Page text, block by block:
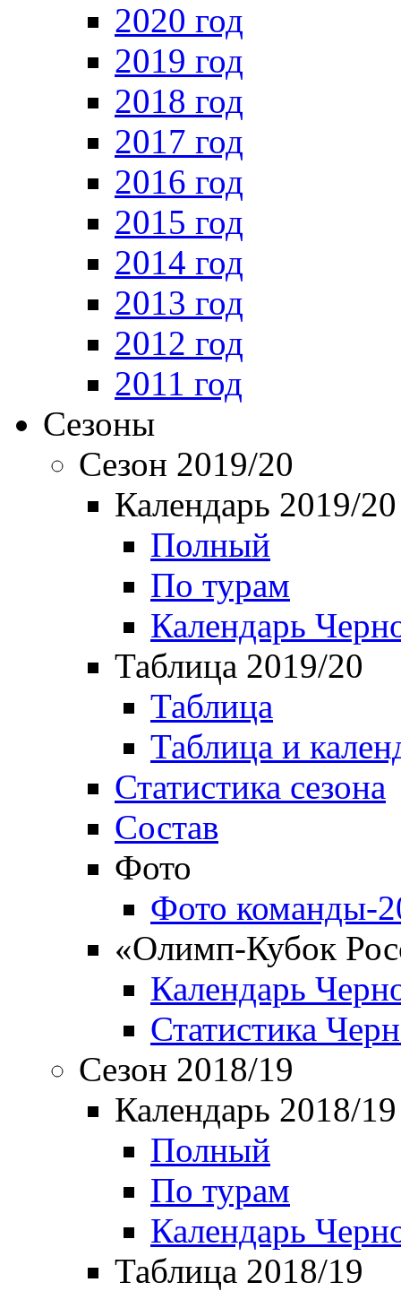
2020 год
2019 год
2018 год
2017 год
2016 год
2015 год
2014 год
2013 год
2012 год
2011 год
Сезоны
Сезон 2019/20
Календарь 2019/20
Полный
По турам
Календарь
Таблица 2019/20
Таблица
Таблица и
Статистика сезона
Состав
Фото
Фото команды-
«Олимп-Кубок
Календарь
Статистика
Сезон 2018/19
Календарь 2018/19
Полный
По турам
Календарь
Таблица 2018/19